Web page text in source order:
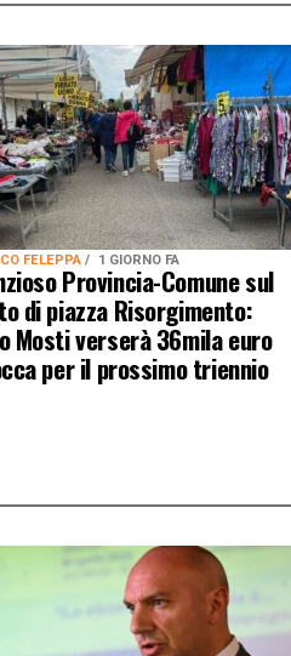
FELEPPA 1 GIORNO FA
Provincia-Comune sul
di piazza Risorgimento:
Mosti verserà 36mila euro
per il prossimo triennio